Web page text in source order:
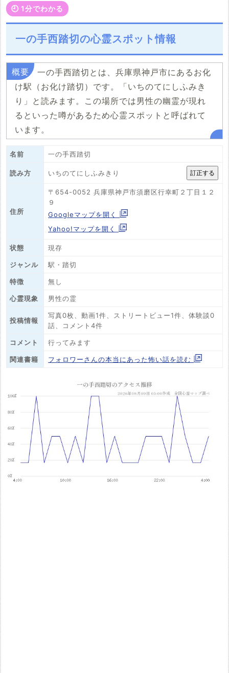
🕘️ 1分でわかる
一の手西踏切の心霊スポット情報
一の手西踏切とは、兵庫県神戸市にあるお化
け駅（お化け踏切）です。「いちのてにしふみき
り」と読みます。この場所では男性の幽霊が現れ
るといった噂があるため心霊スポットと呼ばれて
います。
名前 一の手西踏切
読み方 いちのてにしふみきり
住所
〒654-0052 兵庫県神戸市須磨区行幸町２丁目１２
９
Googleマップを開く
Yahoo!マップを開く
状態 現存
ジャンル 駅・踏切
特徴 無し
心霊現象 男性の霊
投稿情報
写真0枚、動画1件、ストリートビュー1件、体験談0
話、コメント4件
コメント 行ってみます
関連書籍 フォロワーさんの本当にあった怖い話を読む